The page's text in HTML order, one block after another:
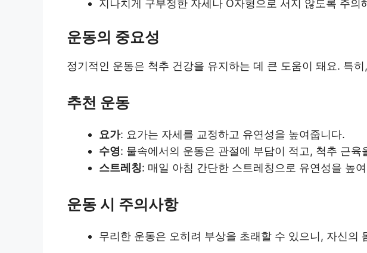
지나치게 구부정한 자세나 O자형으로 서지 않도록 주의
운동의 중요성
정기적인 운동은 척추 건강을 유지하는 데 큰 도움이 돼요. 특
추천 운동
요가: 요가는 자세를 교정하고 유연성을 높여줍니다.
수영: 물속에서의 운동은 관절에 부담이 적고, 척추 근육
스트레칭: 매일 아침 간단한 스트레칭으로 유연성을 높
운동 시 주의사항
무리한 운동은 오히려 부상을 초래할 수 있으니, 자신의